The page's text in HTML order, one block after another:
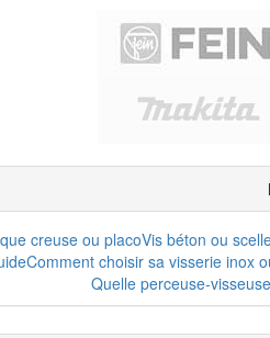
creuse ou placoVis béton ou
Comment choisir sa visserie inox
Quelle perceuse-